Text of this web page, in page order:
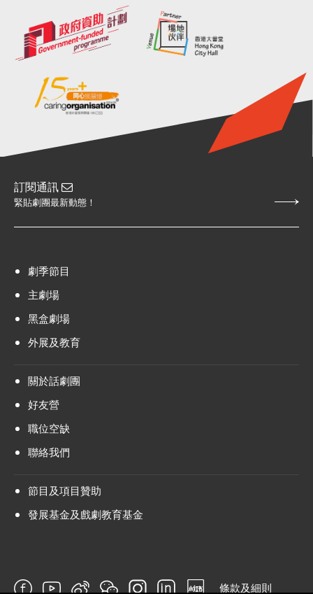
訂閱通訊
緊貼劇團最新動態！
劇季節目
主劇場
黑盒劇場
外展及教育
關於話劇團
好友營
職位空缺
聯絡我們
節目及項目贊助
發展基金及戲劇教育基金
條款及細則